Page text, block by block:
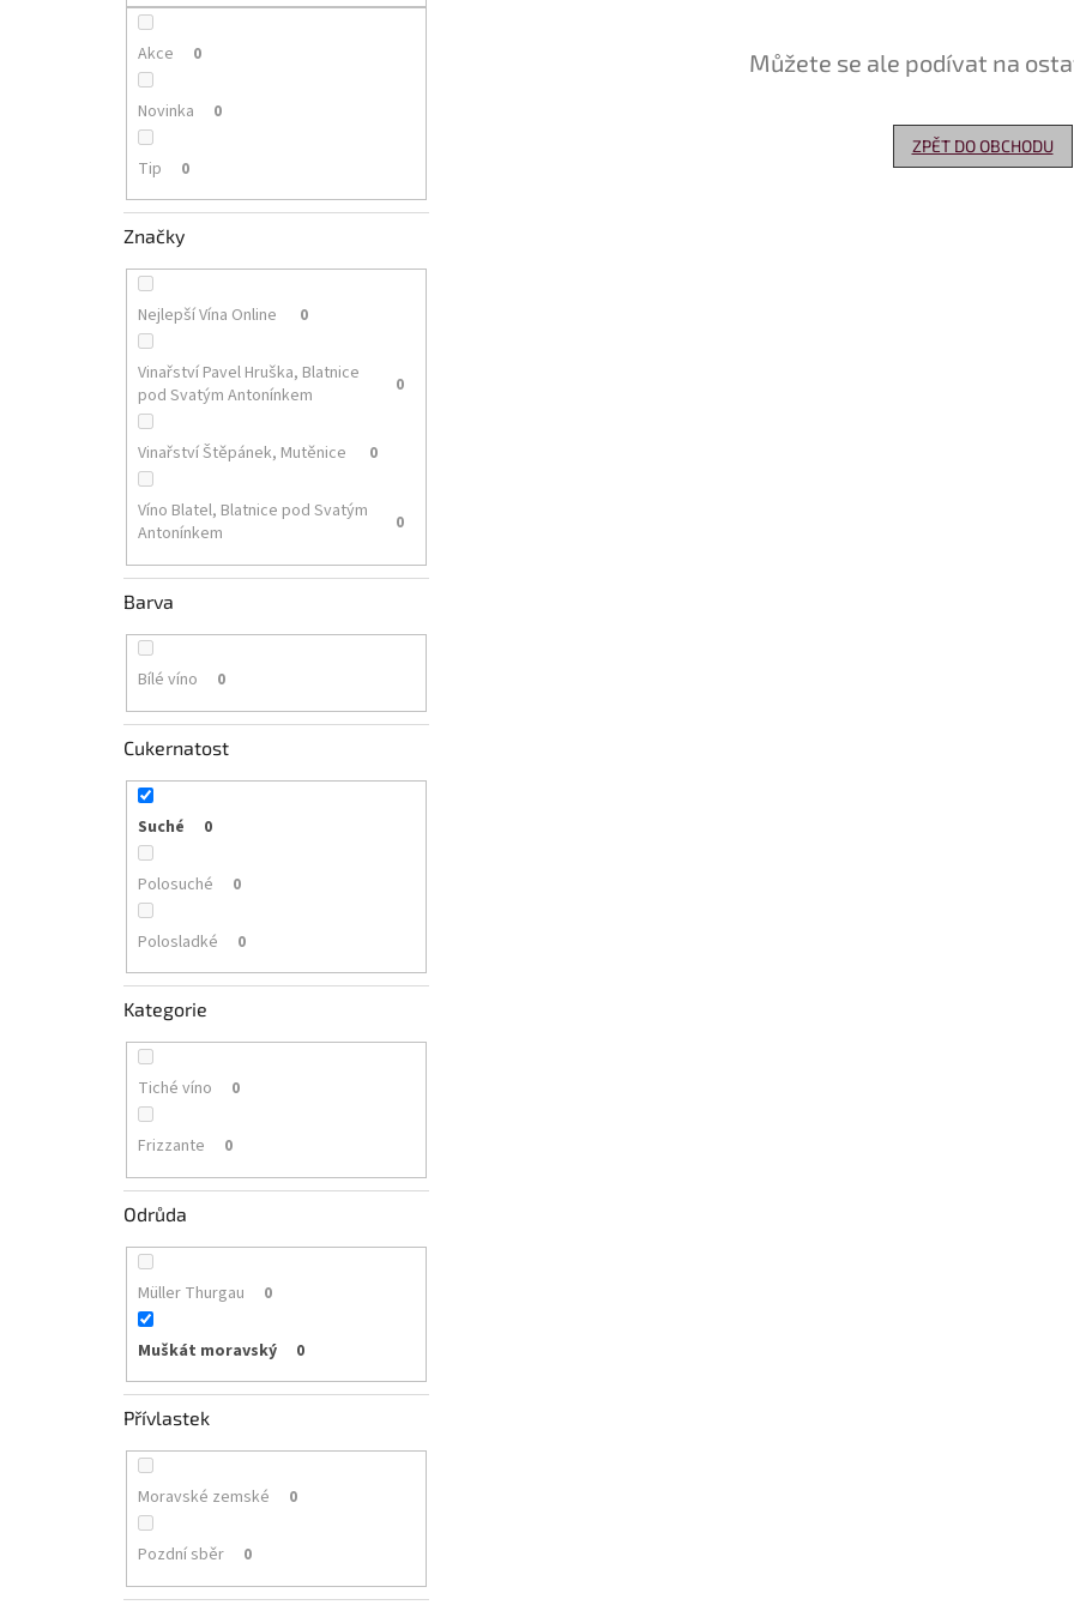
Akce 0
Novinka 0
Tip 0
Značky
Nejlepší Vína Online 0
Vinařství Pavel Hruška, Blatnice
pod Svatým Antonínkem
0
Vinařství Štěpánek, Mutěnice 0
Víno Blatel, Blatnice pod Svatým
Antonínkem
0
Barva
Bílé víno 0
Cukernatost
Suché 0
Polosuché 0
Polosladké 0
Kategorie
Tiché víno 0
Frizzante 0
Odrůda
Müller Thurgau 0
Muškát moravský 0
Přívlastek
Moravské zemské 0
Pozdní sběr 0
Můžete se ale podívat na
ZPĚT DO OBCHODU